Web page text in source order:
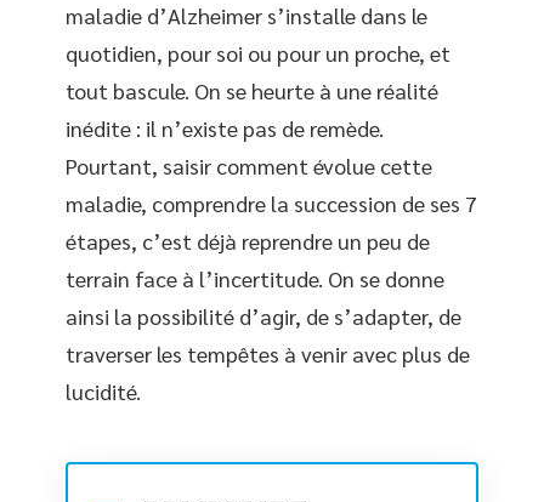
maladie d’Alzheimer s’installe dans le
quotidien, pour soi ou pour un proche, et
tout bascule. On se heurte à une réalité
inédite : il n’existe pas de remède.
Pourtant, saisir comment évolue cette
maladie, comprendre la succession de ses 7
étapes, c’est déjà reprendre un peu de
terrain face à l’incertitude. On se donne
ainsi la possibilité d’agir, de s’adapter, de
traverser les tempêtes à venir avec plus de
lucidité.